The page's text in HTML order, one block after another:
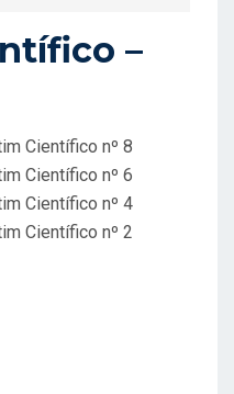
–
Científico nº 8
Científico nº 6
Científico nº 4
Científico nº 2